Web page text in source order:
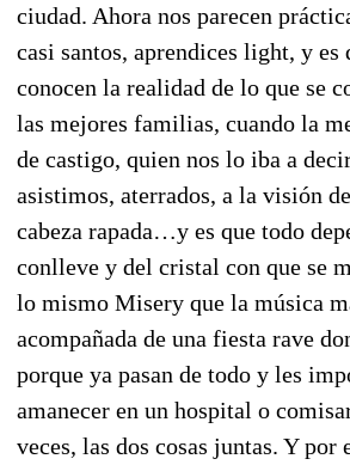
ciudad. Ahora nos parecen
casi santos, aprendices light, y es
conocen la realidad de lo que se
las mejores familias, cuando la
de castigo, quien nos lo iba a
asistimos, aterrados, a la visión
cabeza rapada…y es que todo
conlleve y del cristal con que se
lo mismo Misery que la música
acompañada de una fiesta rave
porque ya pasan de todo y les
amanecer en un hospital o
veces, las dos cosas juntas. Y por